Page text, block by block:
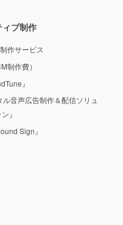
ブ制作
作サービス
制作費）
』
音声広告制作＆配信ソリュ
』
Sign』